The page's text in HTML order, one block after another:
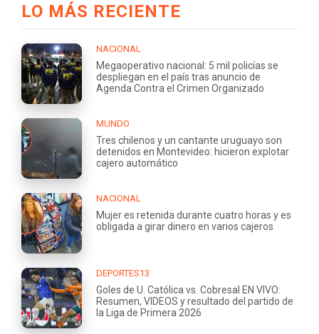
LO MÁS RECIENTE
NACIONAL
Megaoperativo nacional: 5 mil policías se
despliegan en el país tras anuncio de
Agenda Contra el Crimen Organizado
MUNDO
Tres chilenos y un cantante uruguayo son
detenidos en Montevideo: hicieron explotar
cajero automático
NACIONAL
Mujer es retenida durante cuatro horas y es
obligada a girar dinero en varios cajeros
DEPORTES13
Goles de U. Católica vs. Cobresal EN VIVO:
Resumen, VIDEOS y resultado del partido de
la Liga de Primera 2026